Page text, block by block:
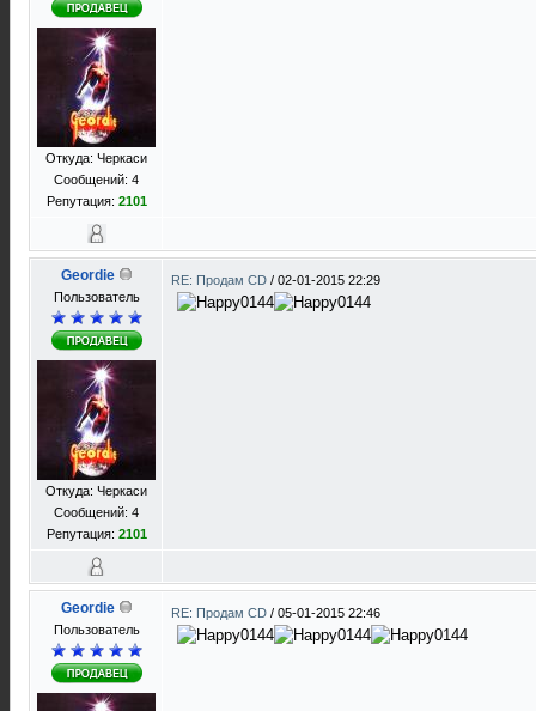
Откуда: Черкаси
Сообщений: 4
Репутация: 2101
Geordie
Пользователь
Откуда: Черкаси
Сообщений: 4
Репутация: 2101
RE: Продам CD / 02-01-2015 22:29
Geordie
Пользователь
RE: Продам CD / 05-01-2015 22:46